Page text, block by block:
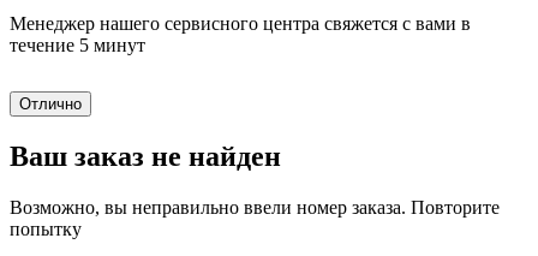
Менеджер нашего сервисного центра свяжется с вами в
течение 5 минут
Отлично
Ваш заказ не найден
Возможно, вы неправильно ввели номер заказа. Повторите
попытку